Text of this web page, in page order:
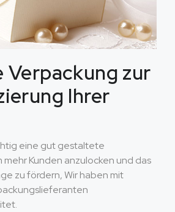
Verpackung zur
Ihrer
eine gut gestaltete
mehr Kunden anzulocken und das
zu fördern, Wir haben mit